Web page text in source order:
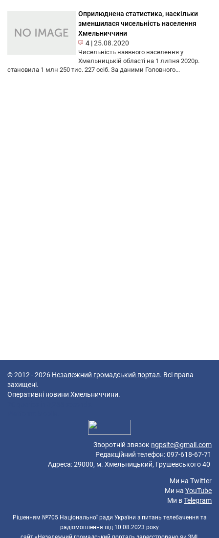
Оприлюднена статистика, наскільки
зменшилася чисельність населення
Хмельниччини
4 |25.08.2020
Чисельність наявного населення у
Хмельницькій області на 1 липня 2020р.
становила 1 млн 250 тис. 227 осіб. За даними Головного...
© 2012 - 2026 Незалежний громадський портал. Всі права
захищені.
Оперативні новини Хмельниччини.
Зворотній звязок ngpsite@gmail.com
Редакційний телефон: 097-618-67-71
Адреса: 29000, м. Хмельницький, Грушевського 40
Ми на Twitter
Ми на YouTube
Ми вTelegram
Рішенням №705 Національної ради України з питань телебачення та
радіомовлення від 10.08.2023 року